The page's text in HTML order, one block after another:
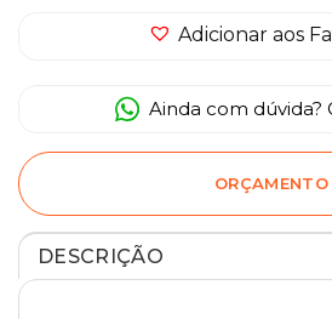
Adicionar aos
Ainda com dúvida?
ORÇAMENTO
DESCRIÇÃO